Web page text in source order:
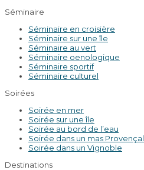
Séminaire
Séminaire en croisière
Séminaire sur une île
Séminaire au vert
Séminaire oenologique
Séminaire sportif
Séminaire culturel
Soirées
Soirée en mer
Soirée sur une île
Soirée au bord de l’eau
Soirée dans un mas Provençal
Soirée dans un Vignoble
Destinations